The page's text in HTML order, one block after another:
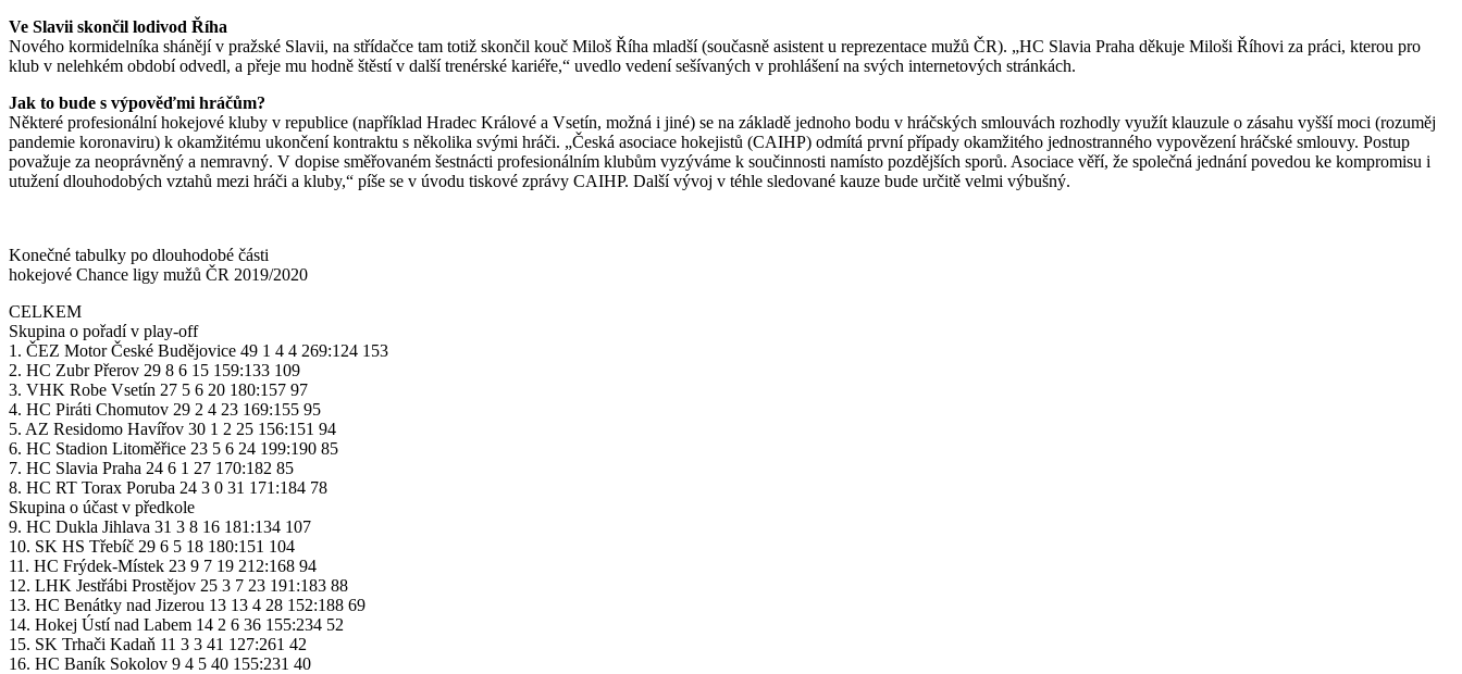
Ve Slavii skončil lodivod Říha
Nového kormidelníka shánějí v pražské Slavii, na střídačce tam totiž skončil kouč Miloš Říha mladší (současně asistent u reprezentace mužů ČR). „HC Slavia Praha děkuje Miloši Říhovi za práci, kterou pro
klub v nelehkém období odvedl, a přeje mu hodně štěstí v další trenérské kariéře,“ uvedlo vedení sešívaných v prohlášení na svých internetových stránkách.
Jak to bude s výpověďmi hráčům?
Některé profesionální hokejové kluby v republice (například Hradec Králové a Vsetín, možná i jiné) se na základě jednoho bodu v hráčských smlouvách rozhodly využít klauzule o zásahu vyšší moci (rozuměj
pandemie koronaviru) k okamžitému ukončení kontraktu s několika svými hráči. „Česká asociace hokejistů (CAIHP) odmítá první případy okamžitého jednostranného vypovězení hráčské smlouvy. Postup
považuje za neoprávněný a nemravný. V dopise směřovaném šestnácti profesionálním klubům vyzýváme k součinnosti namísto pozdějších sporů. Asociace věří, že společná jednání povedou ke kompromisu i
utužení dlouhodobých vztahů mezi hráči a kluby,“ píše se v úvodu tiskové zprávy CAIHP. Další vývoj v téhle sledované kauze bude určitě velmi výbušný.
Konečné tabulky po dlouhodobé části
hokejové Chance ligy mužů ČR 2019/2020
CELKEM
Skupina o pořadí v play-off
1. ČEZ Motor České Budějovice 49 1 4 4 269:124 153
2. HC Zubr Přerov 29 8 6 15 159:133 109
3. VHK Robe Vsetín 27 5 6 20 180:157 97
4. HC Piráti Chomutov 29 2 4 23 169:155 95
5. AZ Residomo Havířov 30 1 2 25 156:151 94
6. HC Stadion Litoměřice 23 5 6 24 199:190 85
7. HC Slavia Praha 24 6 1 27 170:182 85
8. HC RT Torax Poruba 24 3 0 31 171:184 78
Skupina o účast v předkole
9. HC Dukla Jihlava 31 3 8 16 181:134 107
10. SK HS Třebíč 29 6 5 18 180:151 104
11. HC Frýdek-Místek 23 9 7 19 212:168 94
12. LHK Jestřábi Prostějov 25 3 7 23 191:183 88
13. HC Benátky nad Jizerou 13 13 4 28 152:188 69
14. Hokej Ústí nad Labem 14 2 6 36 155:234 52
15. SK Trhači Kadaň 11 3 3 41 127:261 42
16. HC Baník Sokolov 9 4 5 40 155:231 40